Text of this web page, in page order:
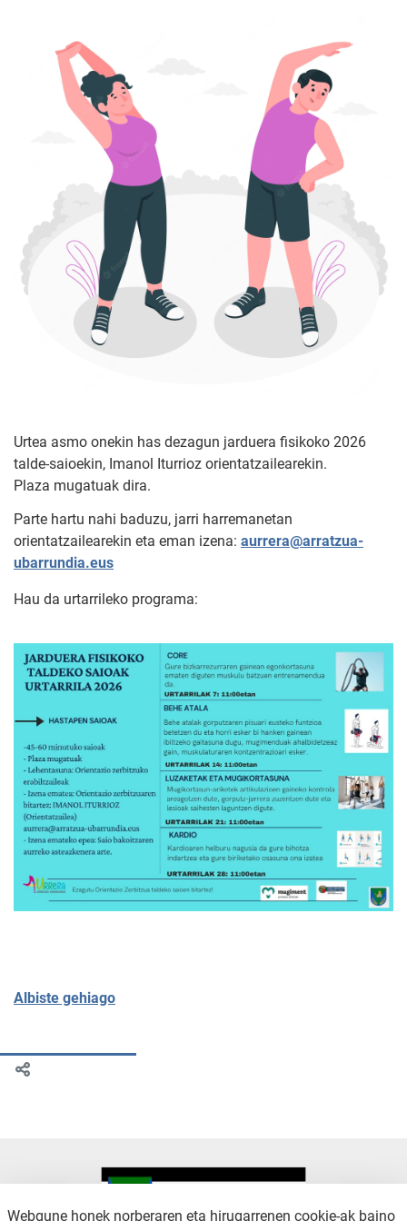
Urtea asmo onekin has dezagun jarduera fisikoko 2026
talde-saioekin, Imanol Iturrioz orientatzailearekin.
Plaza mugatuak dira.
Parte hartu nahi baduzu, jarri harremanetan
orientatzailearekin eta eman izena: aurrera@arratzua-
ubarrundia.eus
Hau da urtarrileko programa:
Albiste gehiago
Webgune honek norberaren eta hirugarrenen cookie-ak baino